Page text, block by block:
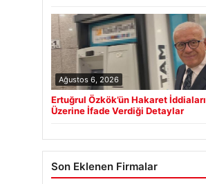
Ağustos 6, 2026
Ertuğrul Özkök’ün Hakaret İddiaları
Üzerine İfade Verdiği Detaylar
Son Eklenen Firmalar